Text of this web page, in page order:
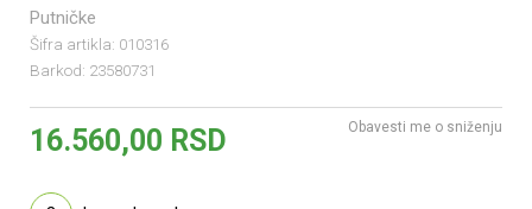
Putničke
Šifra artikla: 010316
Barkod: 23580731
16.560,00 RSD Obavesti me o sniženju